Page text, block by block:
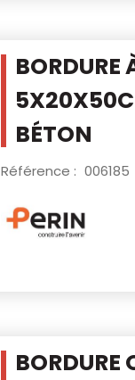
BORDURE
BÉTON
Référence : 006185